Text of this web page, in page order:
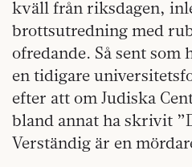
kväll från riksdagen,
brottsutredning med
ofredande. Så sent som
en tidigare
efter att om Judiska
bland annat ha skrivit
Verständig är en